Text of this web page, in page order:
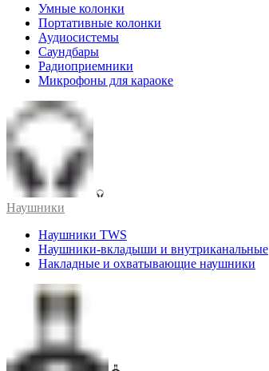
Умные колонки
Портативные колонки
Аудиосистемы
Саундбары
Радиоприемники
Микрофоны для караоке
Наушники
Наушники TWS
Наушники-вкладыши и внутриканальные
Накладные и охватывающие наушники